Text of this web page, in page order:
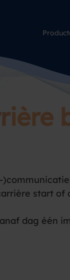
start of
dag één